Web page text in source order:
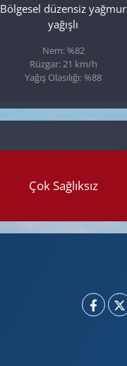
Bölgesel düzensiz yağmur
yağışlı
Nem: %82
Rüzgar: 21 km/h
Yağış Olasılığı: %88
Çok Sağlıksız